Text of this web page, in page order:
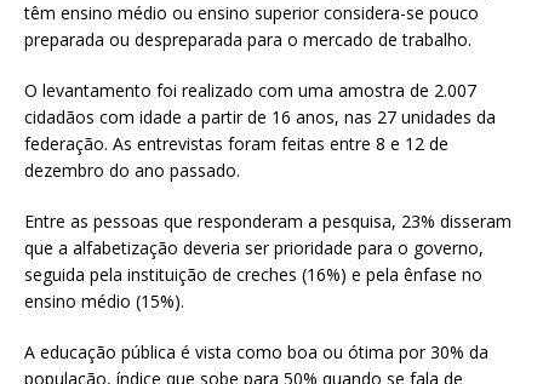
têm ensino médio ou ensino superior considera-se pouco
preparada ou despreparada para o mercado de trabalho.
O levantamento foi realizado com uma amostra de 2.007
cidadãos com idade a partir de 16 anos, nas 27 unidades da
federação. As entrevistas foram feitas entre 8 e 12 de
dezembro do ano passado.
Entre as pessoas que responderam a pesquisa, 23% disseram
que a alfabetização deveria ser prioridade para o governo,
seguida pela instituição de creches (16%) e pela ênfase no
ensino médio (15%).
A educação pública é vista como boa ou ótima por 30% da
população, índice que sobe para 50% quando se fala de